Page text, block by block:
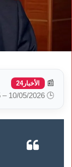
📰 الأخبار24
🕒 10/05/2026 – 11:05